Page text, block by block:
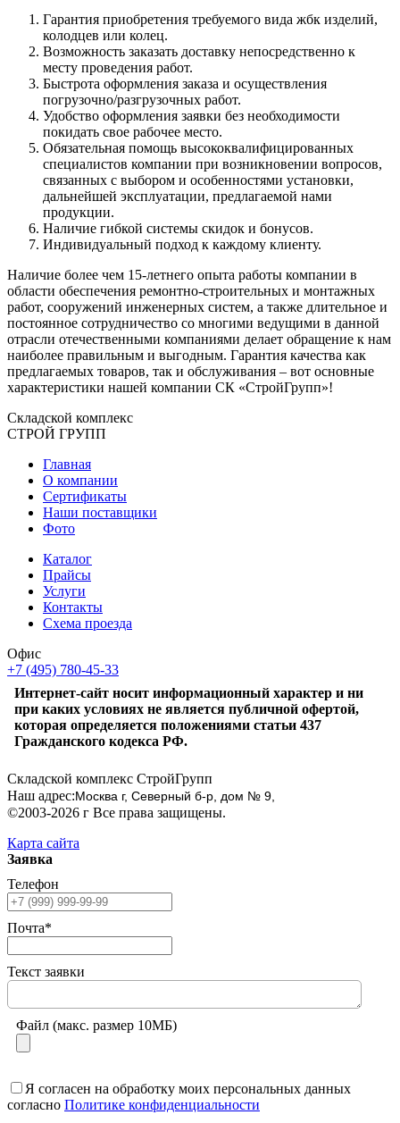
Гарантия приобретения требуемого вида жбк изделий,
колодцев или колец.
Возможность заказать доставку непосредственно к
месту проведения работ.
Быстрота оформления заказа и осуществления
погрузочно/разгрузочных работ.
Удобство оформления заявки без необходимости
покидать свое рабочее место.
Обязательная помощь высококвалифицированных
специалистов компании при возникновении вопросов,
связанных с выбором и особенностями установки,
дальнейшей эксплуатации, предлагаемой нами
продукции.
Наличие гибкой системы скидок и бонусов.
Индивидуальный подход к каждому клиенту.
Наличие более чем 15-летнего опыта работы компании в
области обеспечения ремонтно-строительных и монтажных
работ, сооружений инженерных систем, а также длительное и
постоянное сотрудничество со многими ведущими в данной
отрасли отечественными компаниями делает обращение к нам
наиболее правильным и выгодным. Гарантия качества как
предлагаемых товаров, так и обслуживания – вот основные
характеристики нашей компании СК «СтройГрупп»!
Складской комплекс
СТРОЙ ГРУПП
Главная
О компании
Сертификаты
Наши поставщики
Фото
Каталог
Прайсы
Услуги
Контакты
Схема проезда
Офис
+7 (495) 780-45-33
Интернет-сайт носит информационный характер и ни
при каких условиях не является публичной офертой,
которая определяется положениями статьи 437
Гражданского кодекса РФ.
Складской комплекс СтройГрупп
Наш адрес:Москва г, Северный б-р, дом № 9,
©2003-2026 г Все права защищены.
Карта сайта
Заявка
Телефон
Почта*
Текст заявки
Файл (макс. размер 10МБ)
Я согласен на обработку моих персональных данных
согласно Политике конфиденциальности